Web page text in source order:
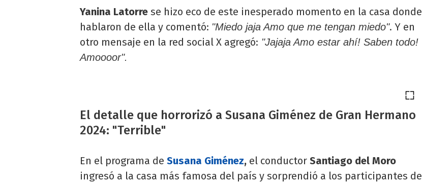
Yanina Latorre se hizo eco de este inesperado momento en la casa donde
hablaron de ella y comentó: "Miedo jaja Amo que me tengan miedo". Y en
otro mensaje en la red social X agregó: "Jajaja Amo estar ahí! Saben todo!
Amoooor".
El detalle que horrorizó a Susana Giménez de Gran Hermano
2024: "Terrible"
En el programa de Susana Giménez, el conductor Santiago del Moro
ingresó a la casa más famosa del país y sorprendió a los participantes de